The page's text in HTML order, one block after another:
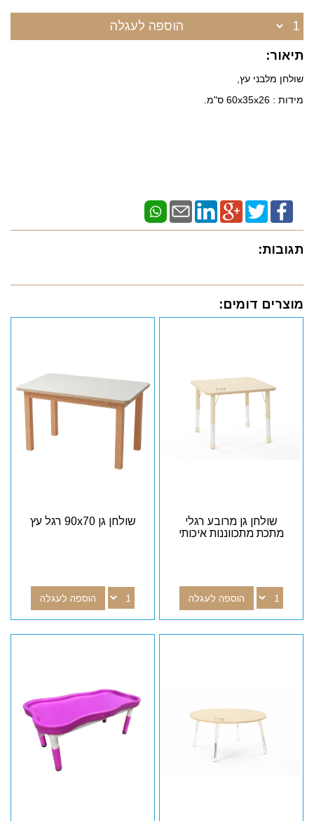
הוספה לעגלה
תיאור:
שולחן מלבני עץ,
מידות : 60x35x26 ס"מ.
תגובות:
מוצרים דומים:
שולחן גן מרובע רגלי
מתכת מתכווננות איכותי
הוספה לעגלה
שולחן גן 90x70 רגל עץ
הוספה לעגלה